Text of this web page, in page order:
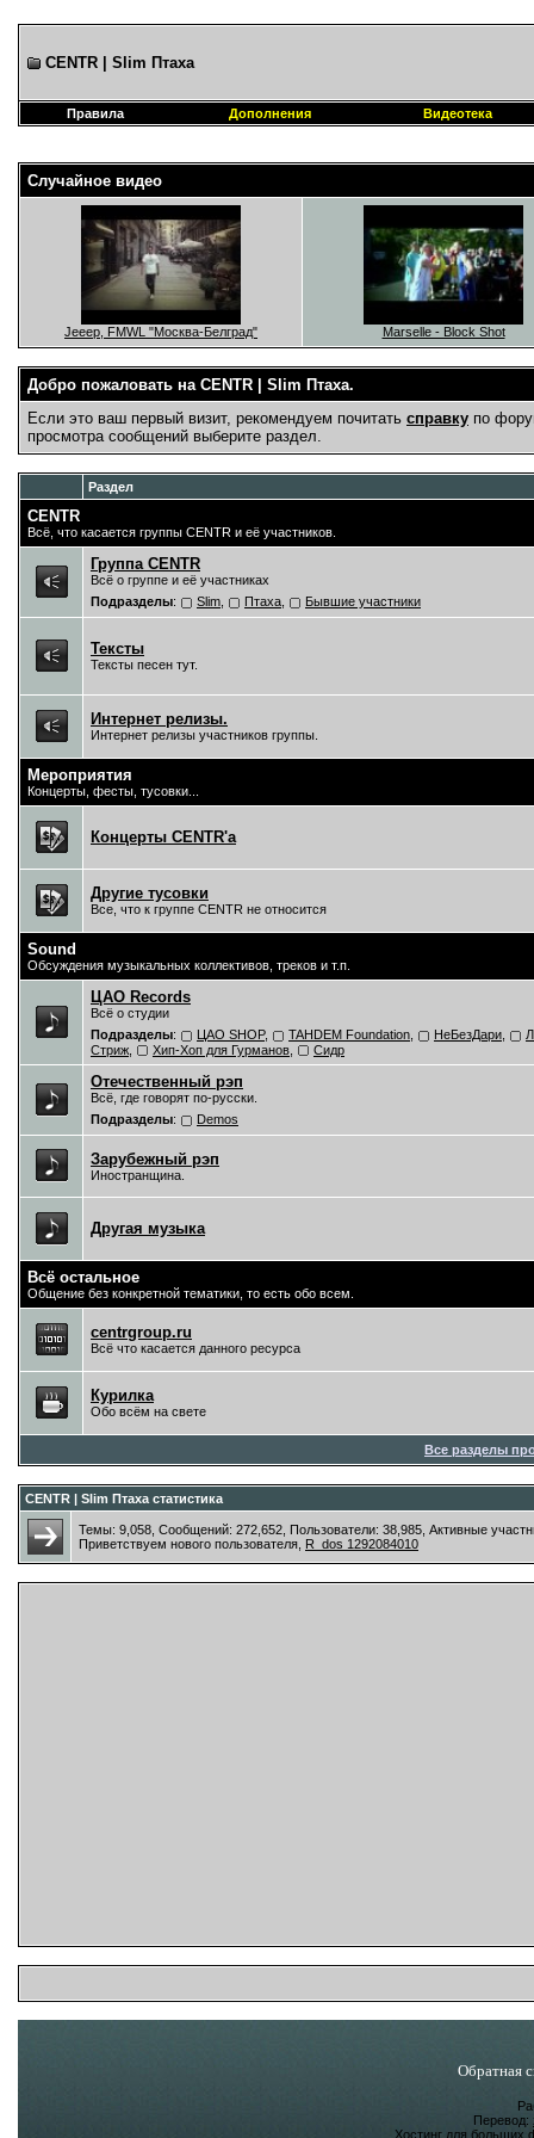
CENTR | Slim Птаха
Правила Дополнения Видеотека
Случайное видео
Jeeep, FMWL "Москва-Белград" Marselle - Block Shot
Добро пожаловать на CENTR | Slim Птаха.
Если это ваш первый визит, рекомендуем почитать справку по
просмотра сообщений выберите раздел.
Раздел
CENTR
Всё, что касается группы CENTR и её участников.
Группа CENTR
Всё о группе и её участниках
Подразделы: Slim Птаха Бывшие участники
Тексты
Тексты песен тут.
Интернет релизы.
Интернет релизы участников группы.
Мероприятия
Концерты, фесты, тусовки...
Концерты CENTR'a
Другие тусовки
Все, что к группе CENTR не относится
Sound
Обсуждения музыкальных коллективов, треков и т.п.
ЦAO Records
Всё о студии
Подразделы: ЦАО SHOP, TAHDEM Foundation НеБезДари
Стриж
Хип-Хоп для Гурманов Сидр
Отечественный рэп
Всё, где говорят по-русски.
Подразделы: Demos
Зарубежный рэп
Иностранщина.
Другая музыка
Всё остальное
Общение без конкретной тематики, то есть обо всем.
centrgroup.ru
Всё что касается данного ресурса
Курилка
Обо всём на свете
Все разделы
CENTR | Slim Птаха статистика
Темы: 9,058, Сообщений: 272,652, Пользователи: 38,985, Активные
Приветствуем нового пользователя, R_dos 1292084010
Обратная
Перевод:
Хостинг для больших